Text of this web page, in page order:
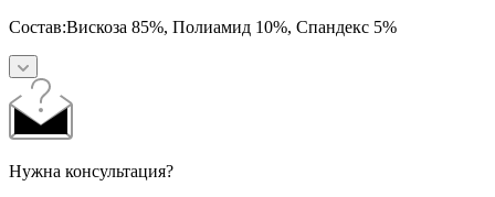
Состав:Вискоза 85%, Полиамид 10%, Спандекс 5%
Нужна консультация?